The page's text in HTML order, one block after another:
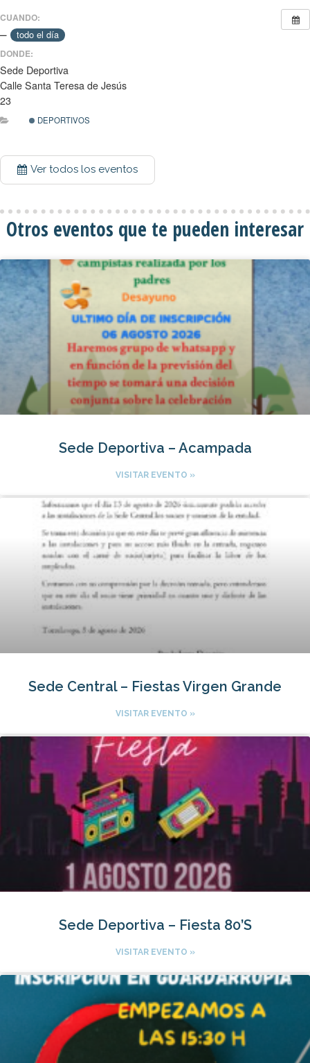
CUANDO:
– todo el día
DONDE:
Sede Deportiva
Calle Santa Teresa de Jesús
23
DEPORTIVOS
Ver todos los eventos
Otros eventos que te pueden interesar
Sede Deportiva – Acampada
VISITAR EVENTO »
Sede Central – Fiestas Virgen Grande
VISITAR EVENTO »
Sede Deportiva – Fiesta 80’S
VISITAR EVENTO »